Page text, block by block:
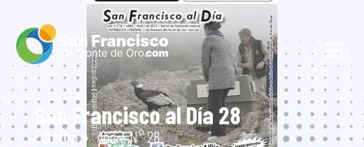
San Francisco al Día 28
Edición » Año 3 N° 28